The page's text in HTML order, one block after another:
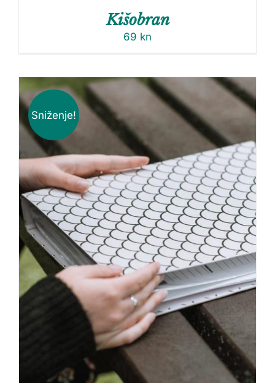
Kišobran
69 kn
Sniženje!